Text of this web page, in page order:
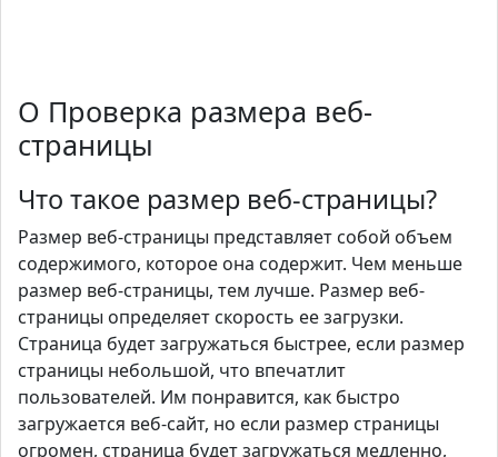
О Проверка размера веб-
страницы
Что такое размер веб-страницы?
Размер веб-страницы представляет собой объем
содержимого, которое она содержит. Чем меньше
размер веб-страницы, тем лучше. Размер веб-
страницы определяет скорость ее загрузки.
Страница будет загружаться быстрее, если размер
страницы небольшой, что впечатлит
пользователей. Им понравится, как быстро
загружается веб-сайт, но если размер страницы
огромен, страница будет загружаться медленно,